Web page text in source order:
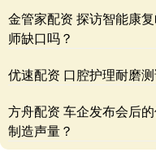
金管家配资 探访智能康
师缺口吗？
优速配资 口腔护理耐磨
方舟配资 车企发布会后
制造声量？